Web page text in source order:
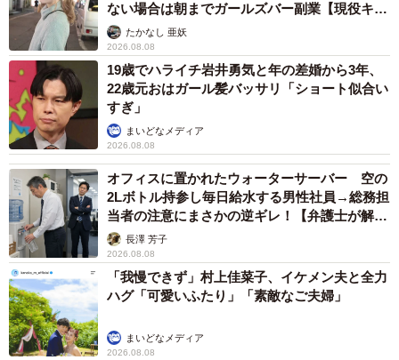
ない場合は朝までガールズバー副業【現役キャ
ストに取材】
たかなし 亜妖
2026.08.08
19歳でハライチ岩井勇気と年の差婚から3年、
22歳元おはガール髪バッサリ「ショート似合い
すぎ」
まいどなメディア
2026.08.08
オフィスに置かれたウォーターサーバー 空の
2Lボトル持参し毎日給水する男性社員→総務担
当者の注意にまさかの逆ギレ！【弁護士が解
説】長澤 芳子
2026.08.08
「我慢できず」村上佳菜子、イケメン夫と全力
ハグ「可愛いふたり」「素敵なご夫婦」
まいどなメディア
2026.08.08